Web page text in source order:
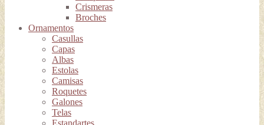
Crismeras
Broches
Ornamentos
Casullas
Capas
Albas
Estolas
Camisas
Roquetes
Galones
Telas
Estandartes